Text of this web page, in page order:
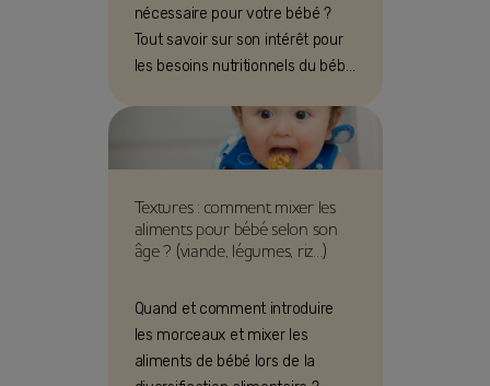
nécessaire pour votre bébé ?
Tout savoir sur son intérêt pour
les besoins nutritionnels du bébé
Textures : comment mixer les
aliments pour bébé selon son
âge ? (viande, légumes, riz…)
Quand et comment introduire
les morceaux et mixer les
aliments de bébé lors de la